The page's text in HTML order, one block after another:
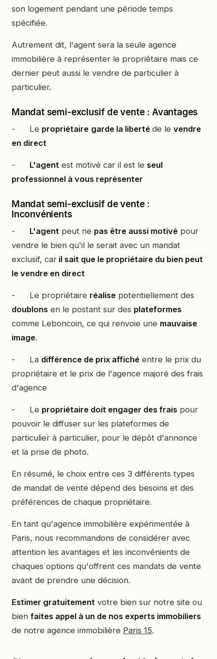
son logement pendant une période temps
spécifiée.
Autrement dit, l'agent sera la seule agence
immobilière à représenter le propriétaire mais ce
dernier peut aussi le vendre de particulier à
particulier.
Mandat semi-exclusif de vente : Avantages
- Le propriétaire garde la liberté de le vendre
en direct
- L'agent est motivé car il est le seul
professionnel à vous représenter
Mandat semi-exclusif de vente :
Inconvénients
- L'agent peut ne pas être aussi motivé pour
vendre le bien qu'il le serait avec un mandat
exclusif, car il sait que le propriétaire du bien peut
le vendre en direct
- Le propriétaire réalise potentiellement des
doublons en le postant sur des plateformes
comme Leboncoin, ce qui renvoie une mauvaise
image.
- La différence de prix affiché entre le prix du
propriétaire et le prix de l'agence majoré des frais
d'agence
- Le propriétaire doit engager des frais pour
pouvoir le diffuser sur les plateformes de
particulier à particulier, pour le dépôt d'annonce
et la prise de photo.
En résumé, le choix entre ces 3 différents types
de mandat de vente dépend des besoins et des
préférences de chaque propriétaire.
En tant qu'agence immobilière expérimentée à
Paris, nous recommandons de considérer avec
attention les avantages et les inconvénients de
chaques options qu'offrent ces mandats de vente
avant de prendre une décision.
Estimer gratuitement votre bien sur notre site ou
bien faites appel à un de nos experts immobiliers
de notre agence immobilière Paris 15.